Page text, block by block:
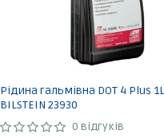
Рідина гальмівна DOT 4 Plus
BILSTEIN 23930
0 відгуків